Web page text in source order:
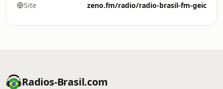
Site zeno.fm/radio/radio-brasil-fm-geic
Radios-Brasil.com